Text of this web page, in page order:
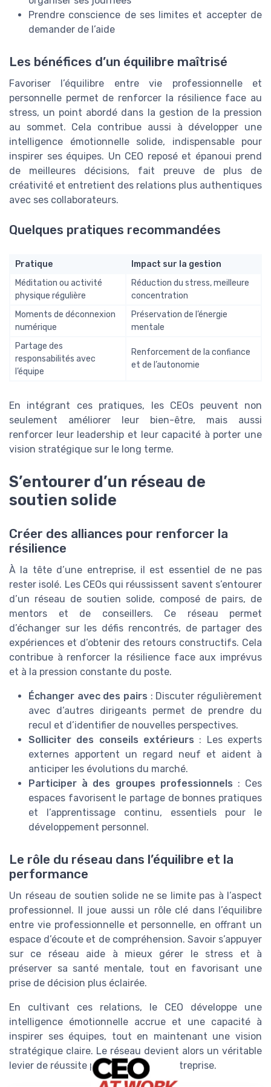
Prendre conscience de ses limites et accepter de
demander de l’aide
Les bénéfices d’un équilibre maîtrisé
Favoriser l’équilibre entre vie professionnelle et
personnelle permet de renforcer la résilience face au
stress, un point abordé dans la gestion de la pression
au sommet. Cela contribue aussi à développer une
intelligence émotionnelle solide, indispensable pour
inspirer ses équipes. Un CEO reposé et épanoui prend
de meilleures décisions, fait preuve de plus de
créativité et entretient des relations plus authentiques
avec ses collaborateurs.
Quelques pratiques recommandées
Pratique
Impact sur la gestion
Méditation ou activité
physique régulière
Réduction du stress, meilleure
concentration
Moments de déconnexion
numérique
Préservation de l’énergie
mentale
Partage des
responsabilités avec
l’équipe
Renforcement de la confiance
et de l’autonomie
En intégrant ces pratiques, les CEOs peuvent non
seulement améliorer leur bien-être, mais aussi
renforcer leur leadership et leur capacité à porter une
vision stratégique sur le long terme.
S’entourer d’un réseau de
soutien solide
Créer des alliances pour renforcer la
résilience
À la tête d’une entreprise, il est essentiel de ne pas
rester isolé. Les CEOs qui réussissent savent s’entourer
d’un réseau de soutien solide, composé de pairs, de
mentors et de conseillers. Ce réseau permet
d’échanger sur les défis rencontrés, de partager des
expériences et d’obtenir des retours constructifs. Cela
contribue à renforcer la résilience face aux imprévus
et à la pression constante du poste.
Échanger avec des pairs : Discuter régulièrement
avec d’autres dirigeants permet de prendre du
recul et d’identifier de nouvelles perspectives.
Solliciter des conseils extérieurs : Les experts
externes apportent un regard neuf et aident à
anticiper les évolutions du marché.
Participer à des groupes professionnels : Ces
espaces favorisent le partage de bonnes pratiques
et l’apprentissage continu, essentiels pour le
développement personnel.
Le rôle du réseau dans l’équilibre et la
performance
Un réseau de soutien solide ne se limite pas à l’aspect
professionnel. Il joue aussi un rôle clé dans l’équilibre
entre vie professionnelle et personnelle, en offrant un
espace d’écoute et de compréhension. Savoir s’appuyer
sur ce réseau aide à mieux gérer le stress et à
préserver sa santé mentale, tout en favorisant une
prise de décision plus éclairée.
En cultivant ces relations, le CEO développe une
intelligence émotionnelle accrue et une capacité à
inspirer ses équipes, tout en maintenant une vision
stratégique claire. Le réseau devient alors un véritable
levier de réussite pour la gestion d’entreprise.